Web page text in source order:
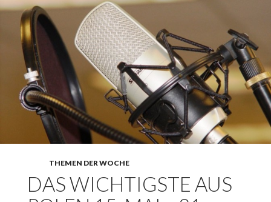
THEMEN DER WOCHE
DAS WICHTIGSTE AUS